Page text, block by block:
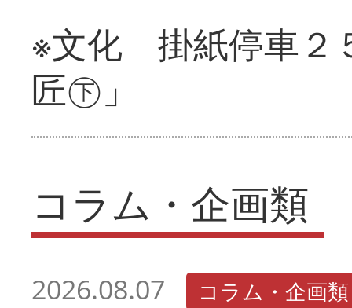
※文化 掛紙停車２
匠㊦」
コラム・企画類
2026.08.07 コラム・企画類